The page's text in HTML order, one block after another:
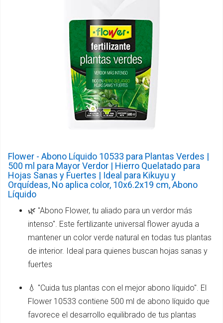
Flower - Abono Líquido 10533 para Plantas Verdes |
500 ml para Mayor Verdor | Hierro Quelatado para
Hojas Sanas y Fuertes | Ideal para Kikuyu y
Orquídeas, No aplica color, 10x6.2x19 cm, Abono
Líquido
🌿 "Abono Flower, tu aliado para un verdor más
intenso". Este fertilizante universal flower ayuda a
mantener un color verde natural en todas tus plantas
de interior. Ideal para quienes buscan hojas sanas y
fuertes
💧 "Cuida tus plantas con el mejor abono líquido". El
Flower 10533 contiene 500 ml de abono líquido que
favorece el desarrollo equilibrado de tus plantas